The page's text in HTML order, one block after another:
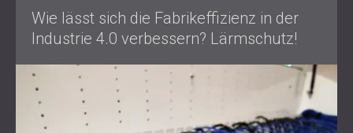
Wie lässt sich die Fabrikeffizienz in der
Industrie 4.0 verbessern? Lärmschutz!